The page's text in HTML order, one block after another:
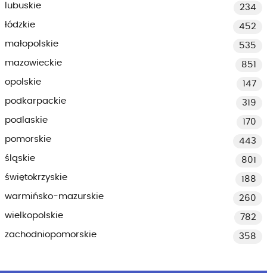
lubuskie
234
łódzkie
452
małopolskie
535
mazowieckie
851
opolskie
147
podkarpackie
319
podlaskie
170
pomorskie
443
śląskie
801
świętokrzyskie
188
warmińsko-mazurskie
260
wielkopolskie
782
zachodniopomorskie
358